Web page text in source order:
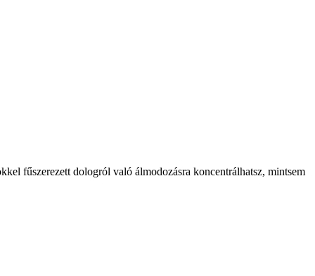
fűszerezett dologról való álmodozásra koncentrálhatsz, mintsem